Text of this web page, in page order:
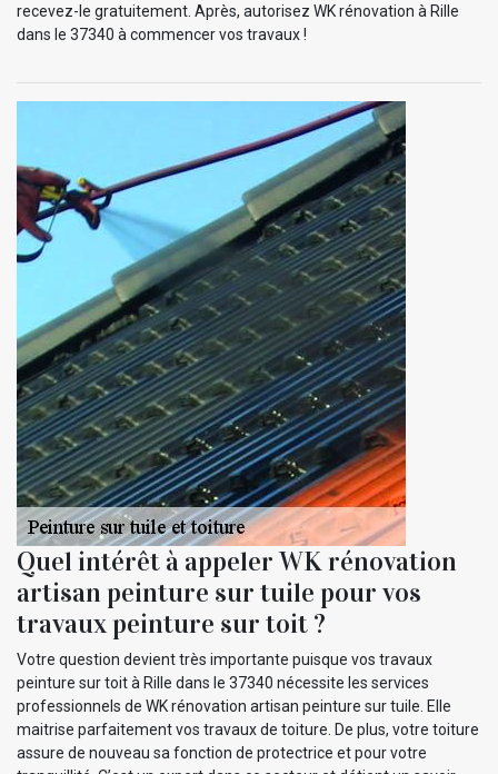
recevez-le gratuitement. Après, autorisez WK rénovation à Rille
dans le 37340 à commencer vos travaux !
Quel intérêt à appeler WK rénovation
artisan peinture sur tuile pour vos
travaux peinture sur toit ?
Votre question devient très importante puisque vos travaux
peinture sur toit à Rille dans le 37340 nécessite les services
professionnels de WK rénovation artisan peinture sur tuile. Elle
maitrise parfaitement vos travaux de toiture. De plus, votre toiture
assure de nouveau sa fonction de protectrice et pour votre